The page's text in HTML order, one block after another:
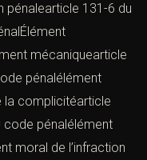
pénalearticle 131-6 du
mécaniquearticle
pénalélément
la complicitéarticle
code pénalélément
moral de l’infraction